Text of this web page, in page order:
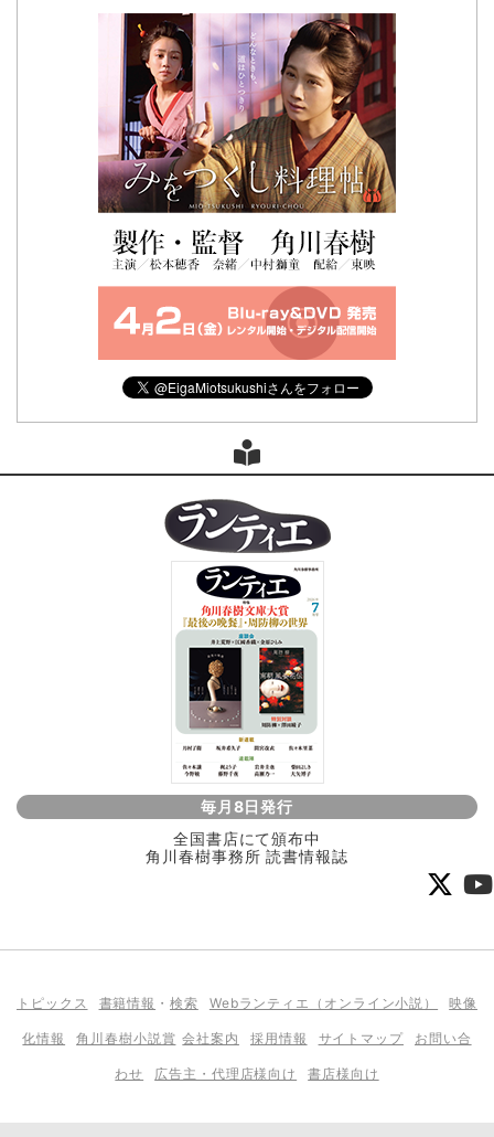
毎月8日発行
全国書店にて頒布中
角川春樹事務所 読書情報誌
トピックス 書籍情報 ・検索 Webランティエ（オンライン小説） 映像
化情報 角川春樹小説賞 会社案内 採用情報 サイトマップ お問い合
わせ 広告主・代理店様向け 書店様向け